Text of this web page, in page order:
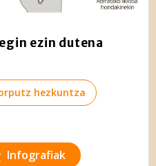
ezin dutena
hezkuntza
Infografiak